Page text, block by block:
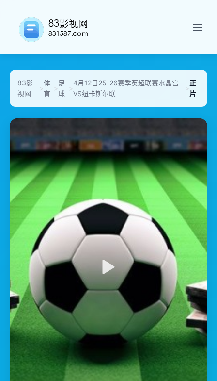
83影
视网
>
体
育
>
足
球
>
4月12日25-26赛季英超联赛水晶宫
VS纽卡斯尔联
>
正
片